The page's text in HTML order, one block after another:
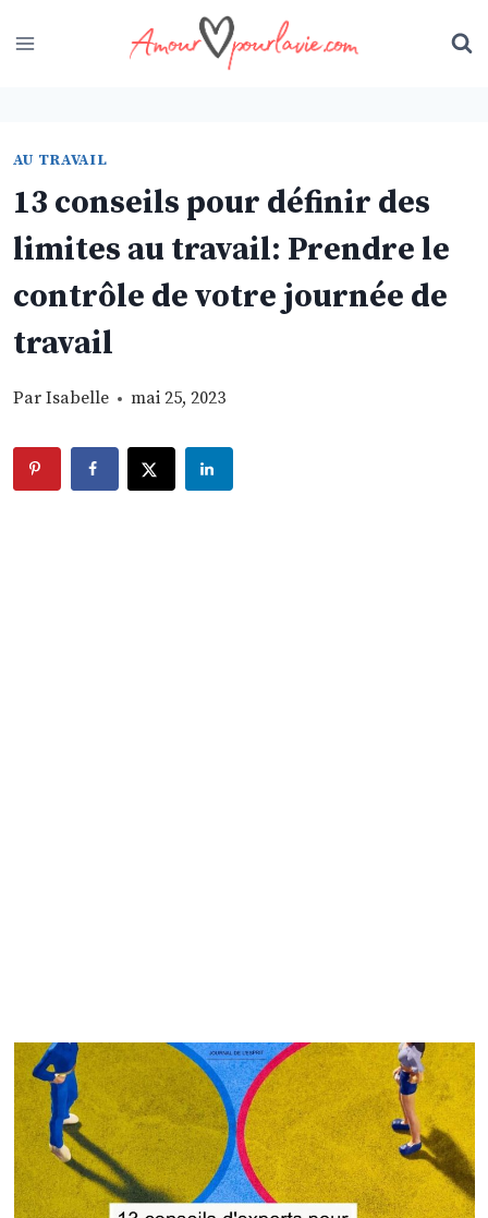
to
AU TRAVAIL
13 conseils pour définir des
limites au travail: Prendre le
contrôle de votre journée de
travail
Par Isabelle mai 25, 2023